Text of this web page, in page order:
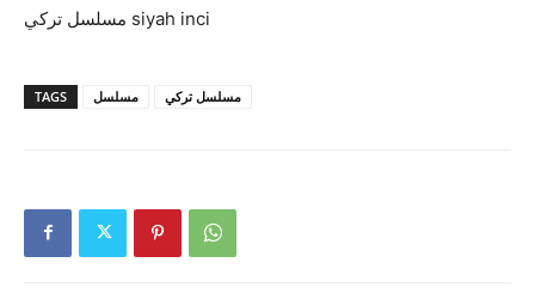
مسلسل تركي siyah inci
TAGS مسلسل مسلسل تركي